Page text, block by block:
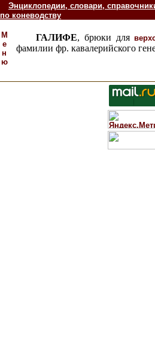
Энциклопедии, словари,
по коневодству
М
е
н
ю
ГАЛИФЕ, брюки для
фамилии фр. кавалерийского